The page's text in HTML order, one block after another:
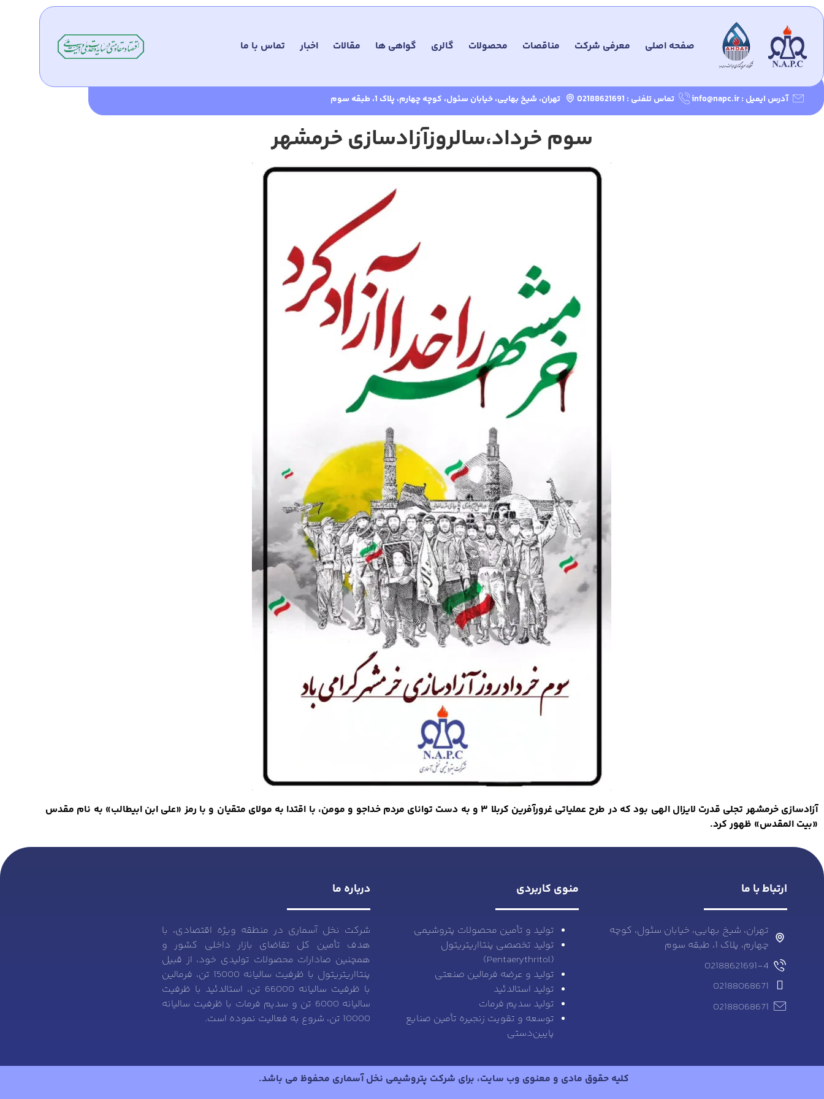
صفحه اصلی معرفی شرکت مناقصات محصولات گالری گواهی ها مقالات اخبار تماس با ما
آدرس ایمیل : info@napc.ir تماس تلفنی : 02188621691 تهران، شیخ بهایی، خیابان سئول، کوچه چهارم، پلاک 1، طبقه سوم
سوم خرداد،سالروزآزادسازی خرمشهر
آزادسازی خرمشهر تجلی قدرت لایزال الهی بود که در طرح عملیاتی غرورآفرین کربلا ۳ و به دست توانای مردم خداجو و مومن، با اقتدا به مولای متقیان و با رمز «علی ابن ابیطالب» به نام مقدس
«بیت المقدس» ظهور کرد.
ارتباط با ما
تهران، شیخ بهایی، خیابان سئول، کوچه
چهارم، پلاک 1، طبقه سوم
02188621691-4
02188068671
02188068671
منوی کاربردی
تولید و تأمین محصولات پتروشیمی
تولید تخصصی پنتااریتریتول
(Pentaerythritol)
تولید و عرضه فرمالین صنعتی
تولید استالدئید
تولید سدیم فرمات
توسعه و تقویت زنجیره تأمین صنایع
پایین‌دستی
درباره ما
شرکت نخل آسماری در منطقه ویژه اقتصادی، با
هدف تأمین کل تقاضای بازار داخلی کشور و
همچنین صادارات محصولات تولیدی خود، از قبیل
پنتااریتریتول با ظرفیت سالیانه 15000 تن، فرمالین
با ظرفیت سالیانه 66000 تن، استالدئید با ظرفیت
سالیانه 6000 تن و سدیم فرمات با ظرفیت سالیانه
10000 تن، شروع به فعالیت نموده است.
کلیه حقوق مادی و معنوی وب سایت، برای شرکت پتروشیمی نخل آسماری محفوظ می باشد.